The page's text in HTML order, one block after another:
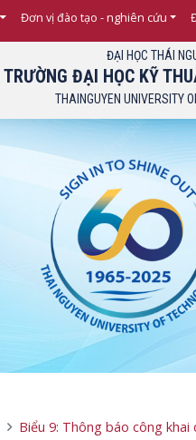
Đơn vị đào tạo - nghiên cứu
ĐẠI HỌC THÁI
TRƯỜNG ĐẠI HỌC KỸ
THAINGUYEN UNIVERSITY
Biểu 9: Thông báo công